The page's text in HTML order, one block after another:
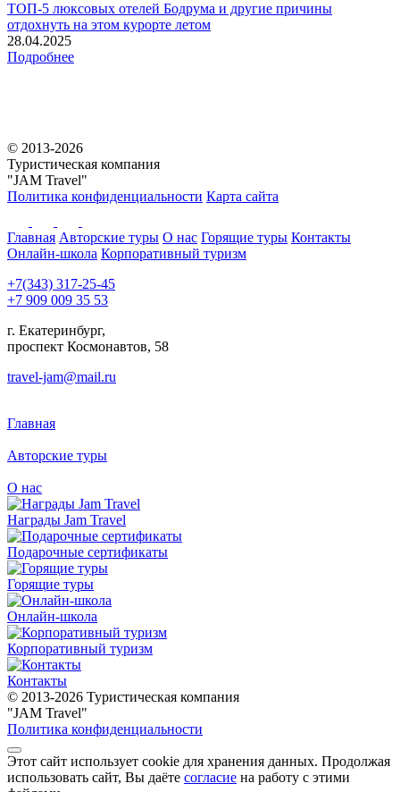
ТОП-5 люксовых отелей Бодрума и другие причины
отдохнуть на этом курорте летом
28.04.2025
Подробнее
© 2013-2026
Туристическая компания
"JAM Travel"
Политика конфиденциальности Карта сайта
Главная Авторские туры О нас Горящие туры Контакты
Онлайн-школа Корпоративный туризм
+7(343) 317-25-45
+7 909 009 35 53
г. Екатеринбург,
проспект Космонавтов, 58
travel-jam@mail.ru
Главная
Авторские туры
О нас
Награды Jam Travel
Подарочные сертификаты
Горящие туры
Онлайн-школа
Корпоративный туризм
Контакты
© 2013-2026 Туристическая компания
"JAM Travel"
Политика конфиденциальности
Этот сайт использует cookie для хранения данных. Продолжая
использовать сайт, Вы даёте согласие на работу с этими